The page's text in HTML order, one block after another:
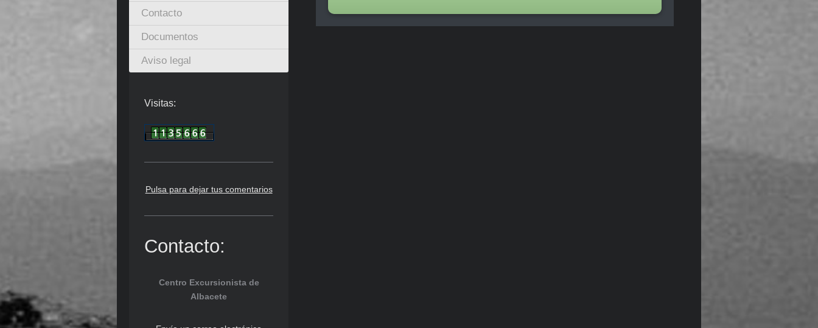
Contacto
Documentos
Aviso legal
Visitas:
Pulsa para dejar tus comentarios
Contacto:
Centro Excursionista de
Albacete